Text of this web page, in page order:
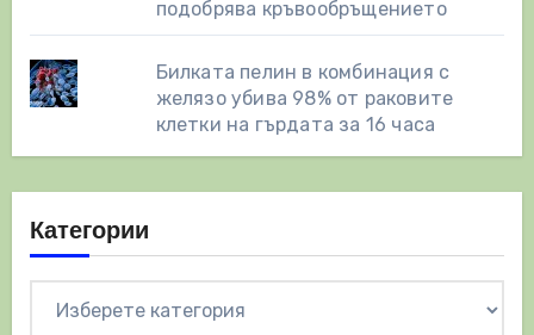
подобрява кръвообръщението
Билката пелин в комбинация с
желязо убива 98% от раковите
клетки на гърдата за 16 часа
Категории